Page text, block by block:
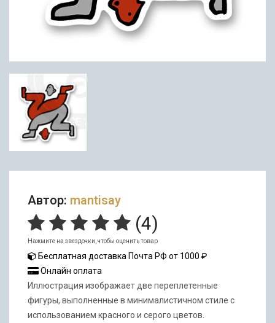
Автор: mantisay
(4)
Нажмите на звездочки, чтобы оценить товар
Бесплатная доставка Почта РФ от 1000 ₽
Онлайн оплата
Иллюстрация изображает две переплетенные
фигуры, выполненные в минималистичном стиле с
использованием красного и серого цветов.